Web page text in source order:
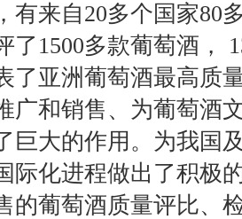
有来自20多个国家80
了 1500多款葡萄酒，
了亚洲葡萄酒最高质
广和销售、为葡萄酒
巨大的作用。为我国
际化进程做出了积极
的葡萄酒质量评比、